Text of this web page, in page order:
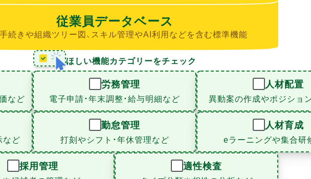
従業員データベース
続きや組織ツリー図、スキル管理やAI利用などを含む標準機能
ほしい機能カテゴリーをチェック
など
労務管理
電子申請・年末調整・給与明細など
人材配置
異動案の作成やポジショ
など
勤怠管理
打刻やシフト・年休管理など
人材育成
eラーニングや集合研
採用管理 適性検査